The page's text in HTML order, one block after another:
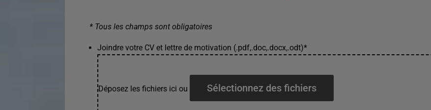
* Tous les champs sont obligatoires
Joindre votre CV et lettre de motivation (.pdf,.doc,.docx,.odt)*
Déposez les fichiers ici ou Sélectionnez des fichiers